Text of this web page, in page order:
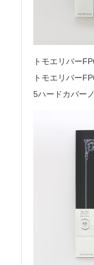
トモエリバー
トモエリバー
5ハードカバー